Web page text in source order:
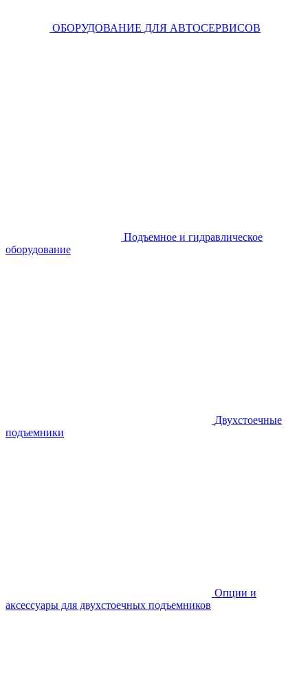
ОБОРУДОВАНИЕ ДЛЯ АВТОСЕРВИСОВ
Подъемное и гидравлическое
оборудование
Двухстоечные
подъемники
Опции и
аксессуары для двухстоечных подъемников